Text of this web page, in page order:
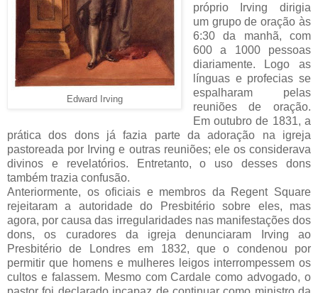
Edward Irving
próprio Irving dirigia
um grupo de oração às
6:30 da manhã, com
600 a 1000 pessoas
diariamente. Logo as
línguas e profecias se
espalharam pelas
reuniões de oração.
Em outubro de 1831, a
prática dos dons já fazia parte da adoração na igreja
pastoreada por Irving e outras reuniões; ele os considerava
divinos e revelatórios. Entretanto, o uso desses dons
também trazia confusão.
Anteriormente, os oficiais e membros da Regent Square
rejeitaram a autoridade do Presbitério sobre eles, mas
agora, por causa das irregularidades nas manifestações dos
dons, os curadores da igreja denunciaram Irving ao
Presbitério de Londres em 1832, que o condenou por
permitir que homens e mulheres leigos interrompessem os
cultos e falassem. Mesmo com Cardale como advogado, o